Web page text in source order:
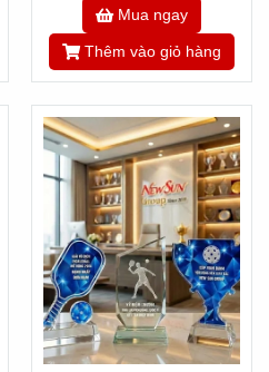
Mua ngay
Thêm vào giỏ hàng